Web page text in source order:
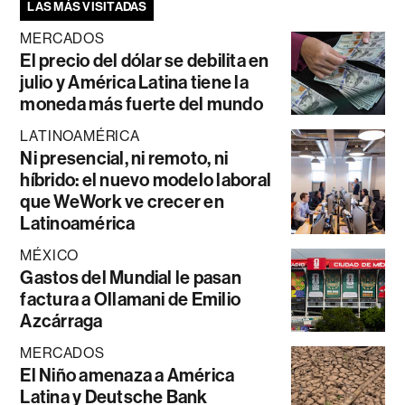
LAS MÁS VISITADAS
MERCADOS
El precio del dólar se debilita en
julio y América Latina tiene la
moneda más fuerte del mundo
LATINOAMÉRICA
Ni presencial, ni remoto, ni
híbrido: el nuevo modelo laboral
que WeWork ve crecer en
Latinoamérica
MÉXICO
Gastos del Mundial le pasan
factura a Ollamani de Emilio
Azcárraga
MERCADOS
El Niño amenaza a América
Latina y Deutsche Bank